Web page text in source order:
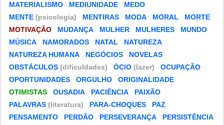
MATERIALISMO
MEDIUNIDADE
MEDO
MENTE (psicologia) MENTIRAS MODA MORAL
MORTE
MOTIVAÇÃO
MUDANÇA MULHER MULHERES
MUNDO
MÚSICA
NAMORADOS NATAL
NATUREZA
NATUREZA HUMANA
NEGÓCIOS
NOVELAS
OBSTÁCULOS (dificuldades) ÓCIO (lazer)
OCUPAÇÃO
OPORTUNIDADES
ORGULHO
ORIGINALIDADE
OTIMISTAS
OUSADIA PACIÊNCIA
PAIXÃO
PALAVRAS (literatura) PARA-CHOQUES
PAZ
PENSAMENTO
PERDÃO PERSEVERANÇA
PERSISTÊNCIA